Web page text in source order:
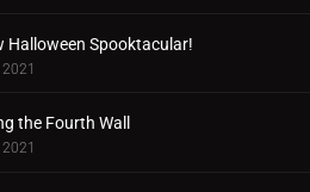
Halloween Spooktacular!
the Fourth Wall